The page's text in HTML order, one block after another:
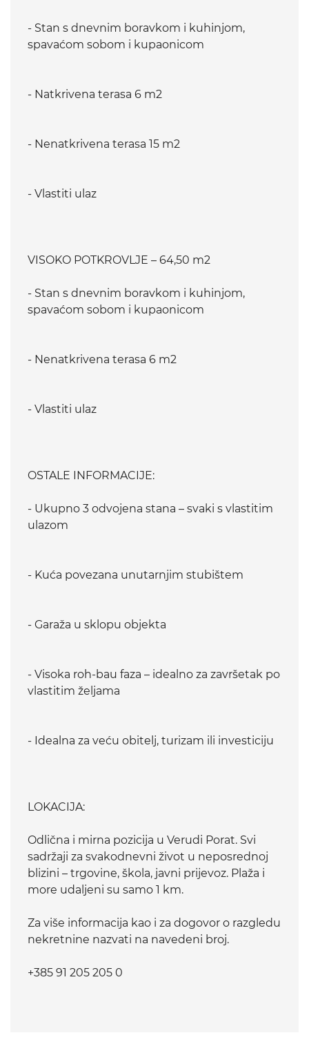
- Stan s dnevnim boravkom i kuhinjom,
spavaćom sobom i kupaonicom
- Natkrivena terasa 6 m2
- Nenatkrivena terasa 15 m2
- Vlastiti ulaz
VISOKO POTKROVLJE – 64,50 m2
- Stan s dnevnim boravkom i kuhinjom,
spavaćom sobom i kupaonicom
- Nenatkrivena terasa 6 m2
- Vlastiti ulaz
OSTALE INFORMACIJE:
- Ukupno 3 odvojena stana – svaki s vlastitim
ulazom
- Kuća povezana unutarnjim stubištem
- Garaža u sklopu objekta
- Visoka roh-bau faza – idealno za završetak po
vlastitim željama
- Idealna za veću obitelj, turizam ili investiciju
LOKACIJA:
Odlična i mirna pozicija u Verudi Porat. Svi
sadržaji za svakodnevni život u neposrednoj
blizini – trgovine, škola, javni prijevoz. Plaža i
more udaljeni su samo 1 km.
Za više informacija kao i za dogovor o razgledu
nekretnine nazvati na navedeni broj.
+385 91 205 205 0